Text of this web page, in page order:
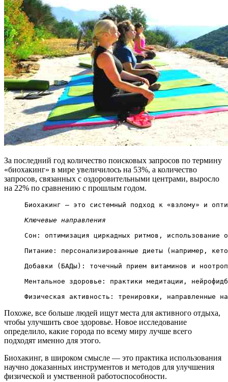
За последний год количество поисковых запросов по термину
«биохакинг» в мире увеличилось на 53%, а количество
запросов, связанных с оздоровительными центрами, выросло
на 22% по сравнению с прошлым годом.
Биохакинг — это системный подход к «взлому» и
Ключевые направления
Сон: оптимизация циркадных ритмов,
Питание: персонализированные диеты (например,
Добавки (БАДы): точечный прием витаминов и
Ментальное здоровье: практики медитации,
Физическая активность: тренировки, направленные
Похоже, все больше людей ищут места для активного отдыха,
чтобы улучшить свое здоровье. Новое исследование
определило, какие города по всему миру лучше всего
подходят именно для этого.
Биохакинг, в широком смысле — это практика использования
научно доказанных инструментов и методов для улучшения
физической и умственной работоспособности.